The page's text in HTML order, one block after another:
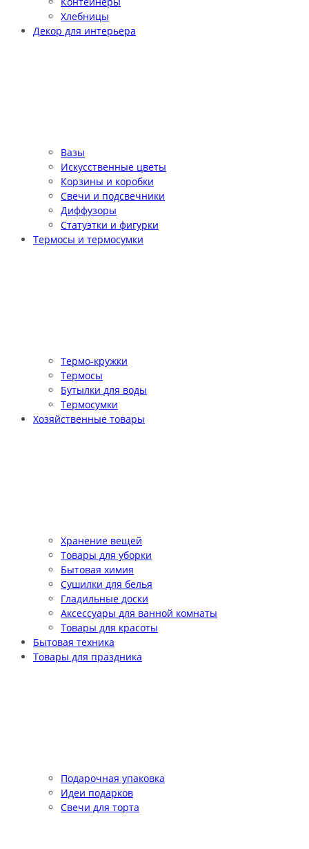
Хлебницы
Декор для интерьера
Вазы
Искусственные цветы
Корзины и коробки
Свечи и подсвечники
Диффузоры
Статуэтки и фигурки
Термосы и термосумки
Термо-кружки
Термосы
Бутылки для воды
Термосумки
Хозяйственные товары
Хранение вещей
Товары для уборки
Бытовая химия
Сушилки для белья
Гладильные доски
Аксессуары для ванной комнаты
Товары для красоты
Бытовая техника
Товары для праздника
Подарочная упаковка
Идеи подарков
Свечи для торта